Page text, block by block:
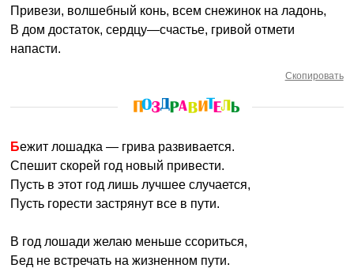
Привези, волшебный конь, всем снежинок на ладонь,
В дом достаток, сердцу—счастье, гривой отмети
напасти.
Скопировать
Бежит лошадка — грива развивается.
Спешит скорей год новый привести.
Пусть в этот год лишь лучшее случается,
Пусть горести застрянут все в пути.
В год лошади желаю меньше ссориться,
Бед не встречать на жизненном пути.